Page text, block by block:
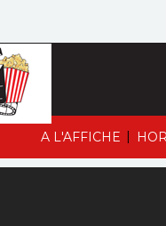
A L'AFFICHE |